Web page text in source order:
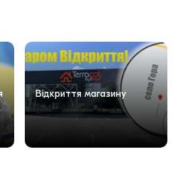
Відкриття магазину